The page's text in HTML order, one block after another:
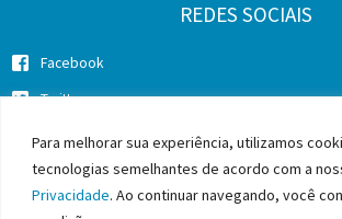
Para melhorar sua experiência, utilizamos
tecnologias semelhantes de acordo com a
Privacidade. Ao continuar navegando, você
REDES SOCIAIS
Facebook
Twitter
Instagram